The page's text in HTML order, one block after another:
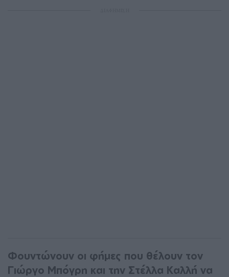
Φουντώνουν οι φήμες που θέλουν τον
Γιώργο Μπόγρη και την Στέλλα Καλλή να